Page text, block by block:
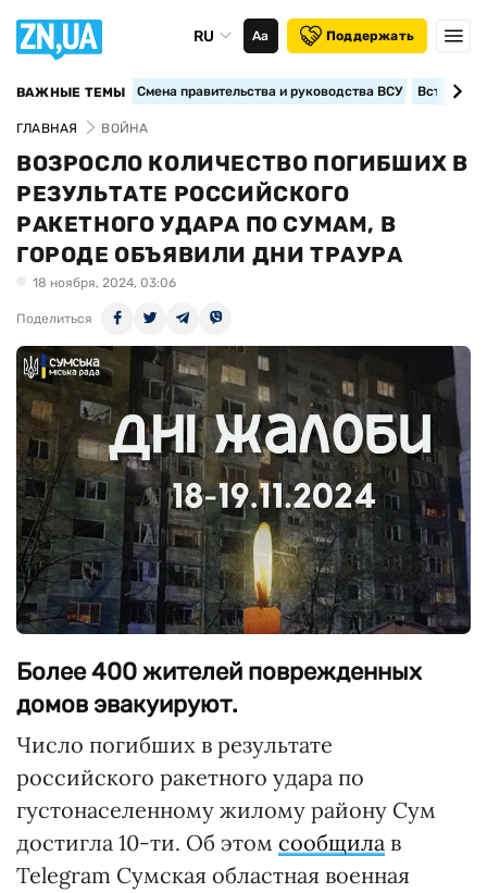
RU Аа Поддержать
ВАЖНЫЕ ТЕМЫ Смена правительства и руководства ВСУ
ГЛАВНАЯ ВОЙНА
ВОЗРОСЛО КОЛИЧЕСТВО ПОГИБШИХ В
РЕЗУЛЬТАТЕ РОССИЙСКОГО
РАКЕТНОГО УДАРА ПО СУМАМ, В
ГОРОДЕ ОБЪЯВИЛИ ДНИ ТРАУРА
18 ноября, 2024, 03:06
Поделиться
Более 400 жителей поврежденных
домов эвакуируют.
Число погибших в результате
российского ракетного удара по
густонаселенному жилому району Сум
достигла 10-ти. Об этом сообщила в
Telegram Сумская областная военная